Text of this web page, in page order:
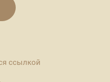
ссылкой